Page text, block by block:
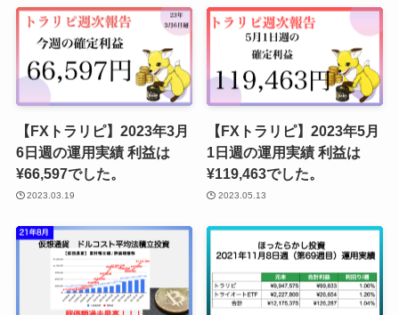
【FXトラリピ】2023年3月
6日週の運用実績 利益は
¥66,597でした。
2023.03.19
【FXトラリピ】2023年5月
1日週の運用実績 利益は
¥119,463でした。
2023.05.13